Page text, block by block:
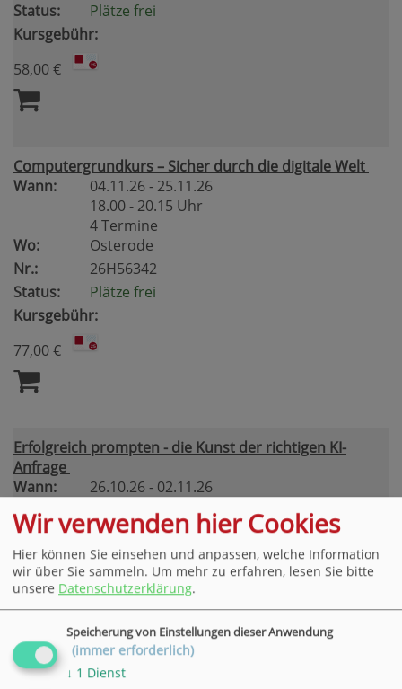
Status:
Plätze frei
Kursgebühr:
58,00 €
Computergrundkurs – Sicher durch die digitale Welt
Wann:
04.11.26 - 25.11.26
18.00 - 20.15 Uhr
4 Termine
Wo:
Osterode
Nr.:
26H56342
Status:
Plätze frei
Kursgebühr:
77,00 €
Erfolgreich prompten - die Kunst der richtigen KI-
Anfrage
Wann:
26.10.26 - 02.11.26
2 Termine
Wo:
Osterode
Nr.:
26H56343
Status:
Plätze frei
Kursgebühr:
39,00 €
Wir verwenden hier Cookies
Hier können Sie einsehen und anpassen, welche Information
wir über Sie sammeln. Um mehr zu erfahren, lesen Sie bitte
unsere Datenschutzerklärung.
Speicherung von Einstellungen dieser Anwendung
(immer erforderlich)
↓ 1 Dienst